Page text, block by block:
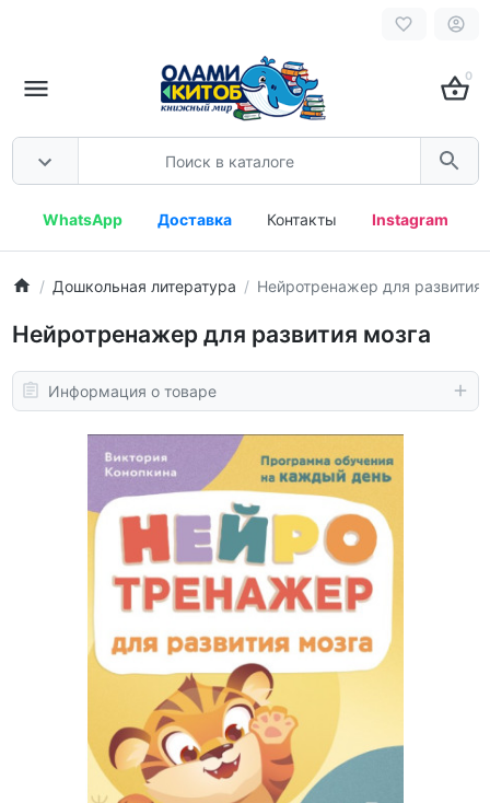
0
WhatsApp Доставка Контакты Instagram
Дошкольная литература Нейротренажер для развития
Нейротренажер для развития мозга
Информация о товаре